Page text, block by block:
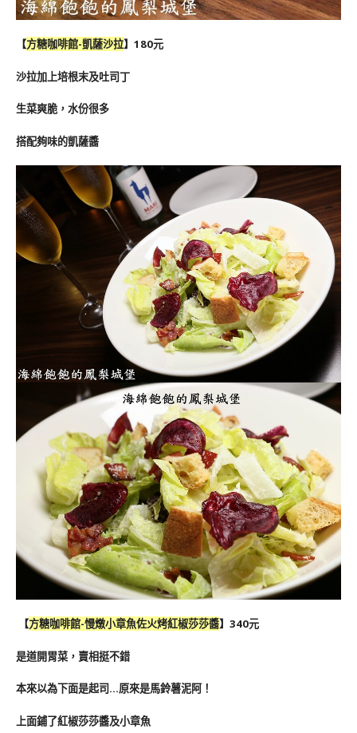
【方糖咖啡館-凱薩沙拉】180元
沙拉加上培根末及吐司丁
生菜爽脆，水份很多
搭配夠味的凱薩醬
【方糖咖啡館-慢燉小章魚佐火烤紅椒莎莎醬】340元
是道開胃菜，賣相挺不錯
本來以為下面是起司…原來是馬鈴薯泥阿！
上面鋪了紅椒莎莎醬及小章魚